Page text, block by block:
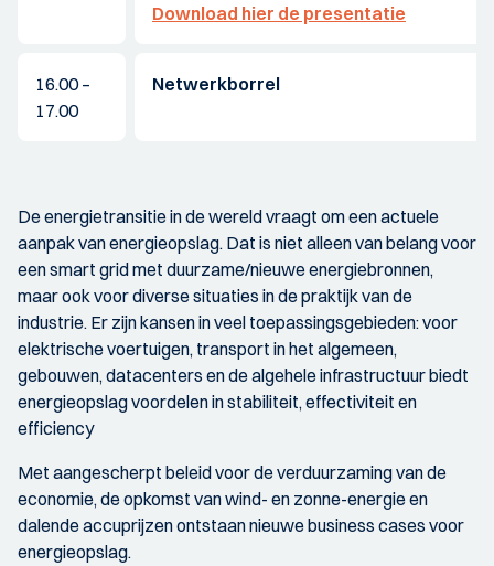
Download hier de presentatie
16.00 –
17.00
Netwerkborrel
De energietransitie in de wereld vraagt om een actuele
aanpak van energieopslag. Dat is niet alleen van belang voor
een smart grid met duurzame/nieuwe energiebronnen,
maar ook voor diverse situaties in de praktijk van de
industrie. Er zijn kansen in veel toepassingsgebieden: voor
elektrische voertuigen, transport in het algemeen,
gebouwen, datacenters en de algehele infrastructuur biedt
energieopslag voordelen in stabiliteit, effectiviteit en
efficiency
Met aangescherpt beleid voor de verduurzaming van de
economie, de opkomst van wind- en zonne-energie en
dalende accuprijzen ontstaan nieuwe business cases voor
energieopslag.